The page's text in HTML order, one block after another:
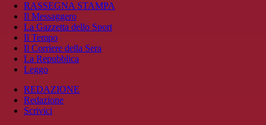
RASSEGNA STAMPA
Il Messaggero
La Gazzetta dello Sport
Il Tempo
Il Corriere della Sera
La Repubblica
Leggo
REDAZIONE
Redazione
Scrivici